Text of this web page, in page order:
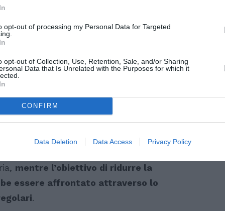
opt-out of processing my Personal Data for Targeted
opt-out of Collection, Use, Retention, Sale, and/or Sharing
Data that Is Unrelated with the Purposes for which it
CONFIRM
Data Deletion Data Access Privacy Policy
sottolinea che questo momento
la promessa del rispetto dei diritti
fattibili al centro delle politiche e
la protezione dei migranti in
mentre l’obiettivo di ridurre la
essere affrontato attraverso lo
.